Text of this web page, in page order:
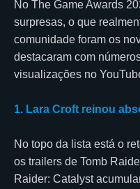
No The Game Awards
surpresas, o que
comunidade foram os
destacaram com
visualizações no
1. Lara Croft reinou
No topo da lista está o
os trailers de Tomb
Raider: Catalyst